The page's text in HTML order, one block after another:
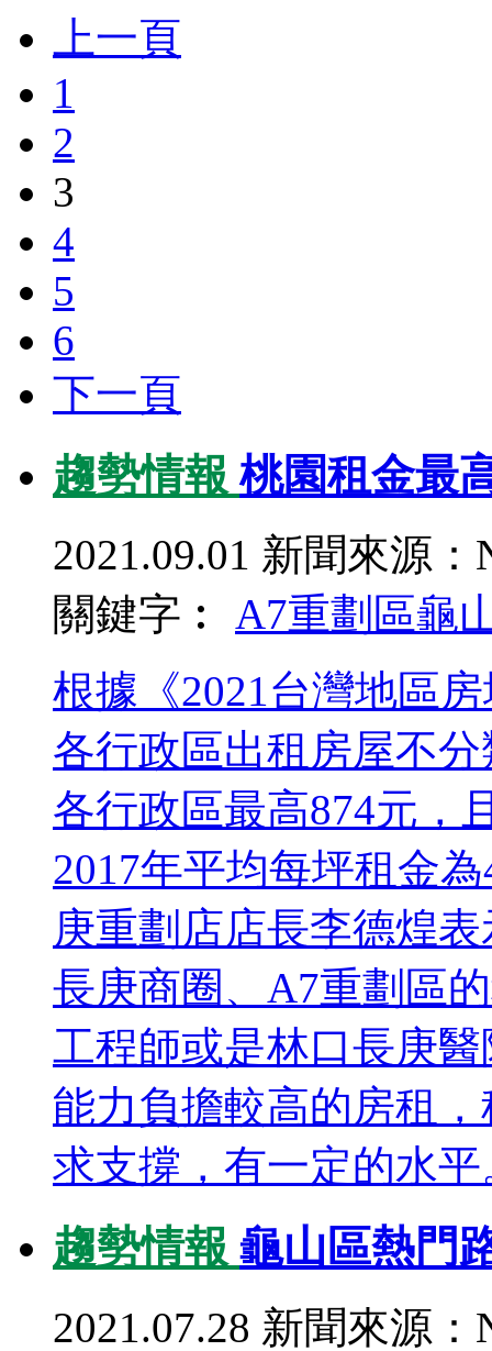
上一頁
1
2
3
4
5
6
下一頁
趨勢情報桃園租金最
2021.09.01 新聞來源：
關鍵字︰ A7重劃區龜
根據《2021台灣地區
各行政區出租房屋不
各行政區最高874元，
2017年平均每坪租金
庚重劃店店長李德煌
長庚商圈、A7重劃區
工程師或是林口長庚
能力負擔較高的房租
求支撐，有一定的水平
趨勢情報 龜山區熱門
2021.07.28 新聞來源：